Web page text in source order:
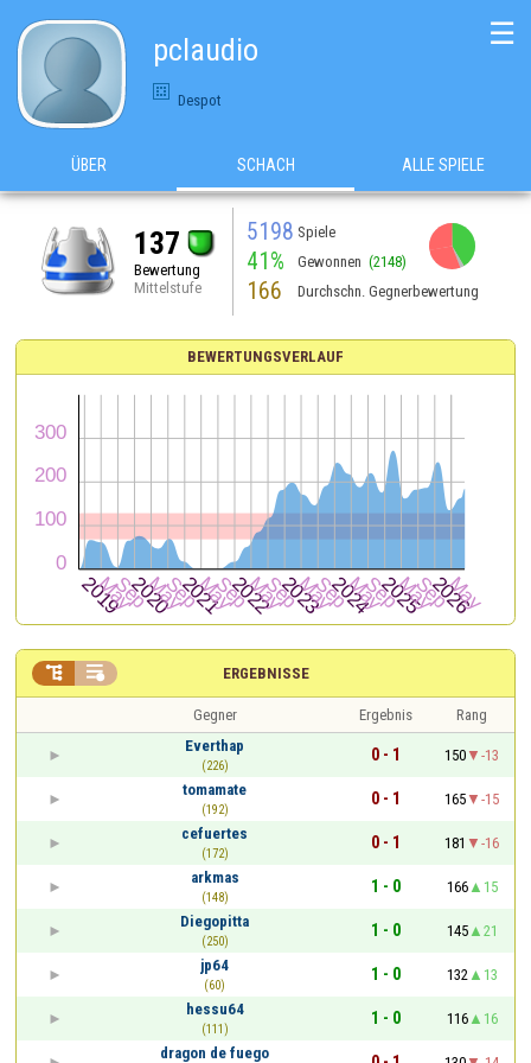
pclaudio
Despot
☰
ÜBER SCHACH ALLE SPIELE
137
Bewertung
Mittelstufe
5198 Spiele
41% Gewonnen (2148)
166 Durchschn. Gegnerbewertung
BEWERTUNGSVERLAUF
ERGEBNISSE
 
Gegner Ergebnis
Rang
Everthap
(226)
0 - 1 150
-13
tomamate
(192)
0 - 1 165
-15
cefuertes
(172)
0 - 1 181
-16
arkmas
(148)
1 - 0 166
15
Diegopitta
(250)
1 - 0 145
21
jp64
(60)
1 - 0 132
13
hessu64
(111)
1 - 0 116
16
dragon de fuego